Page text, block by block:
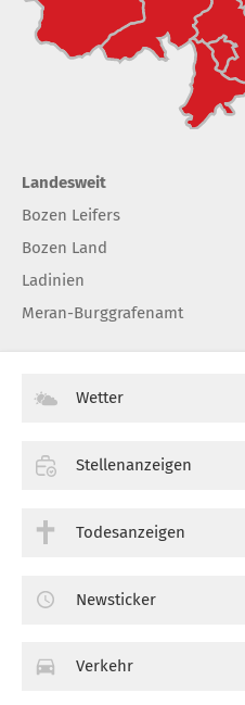
Landesweit
Bozen Leifers
Bozen Land
Ladinien
Meran-Burggrafenamt
Wetter
Stellenanzeigen
Todesanzeigen
Newsticker
Verkehr